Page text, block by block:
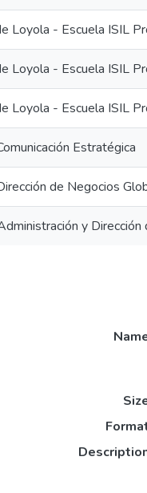
Loyola - Escuela ISIL
Loyola - Escuela ISIL
Loyola - Escuela ISIL
Estratégica
de Negocios
y Dirección